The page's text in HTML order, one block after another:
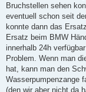
Bruchstellen sehen
eventuell schon seit
konnte dann das
Ersatz beim BMW
innerhalb 24h
Problem. Wenn man
hat, kann man den
Wasserpumpenzange
(den wir aber nicht da